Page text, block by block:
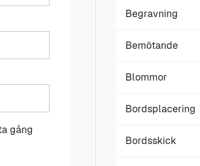
gång
Begravning
Bemötande
Blommor
Bordsplacering
Bordsskick